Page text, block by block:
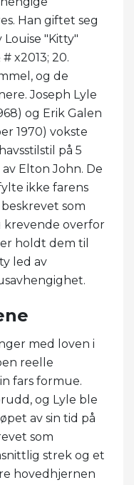
Han giftet seg
Louise "Kitty"
x2013; 20.
og de
Joseph Lyle
og Erik Galen
1970) vokste
på 5
Elton John. De
ikke farens
som
overfor
holdt dem til
led av
med loven i
reelle
fars formue.
og Lyle ble
av sin tid på
som
strek og et
hovedhjernen